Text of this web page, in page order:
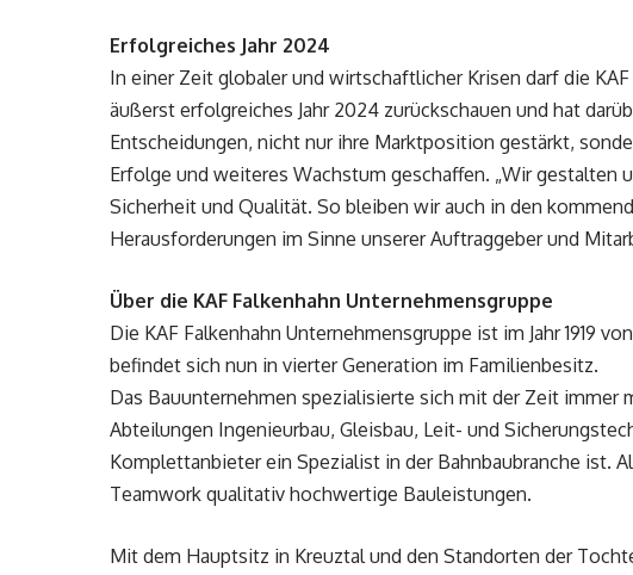
Erfolgreiches Jahr 2024
In einer Zeit globaler und wirtschaftlicher Krisen darf die
äußerst erfolgreiches Jahr 2024 zurückschauen und hat
Entscheidungen, nicht nur ihre Marktposition gestärkt,
Erfolge und weiteres Wachstum geschaffen. „Wir
Sicherheit und Qualität. So bleiben wir auch in den
Herausforderungen im Sinne unserer Auftraggeber und
Über die KAF Falkenhahn Unternehmensgruppe
Die KAF Falkenhahn Unternehmensgruppe ist im Jahr 1919
befindet sich nun in vierter Generation im Familienbesitz.
Das Bauunternehmen spezialisierte sich mit der Zeit immer
Abteilungen Ingenieurbau, Gleisbau, Leit- und
Komplettanbieter ein Spezialist in der Bahnbaubranche ist.
Teamwork qualitativ hochwertige Bauleistungen.
Mit dem Hauptsitz in Kreuztal und den Standorten der